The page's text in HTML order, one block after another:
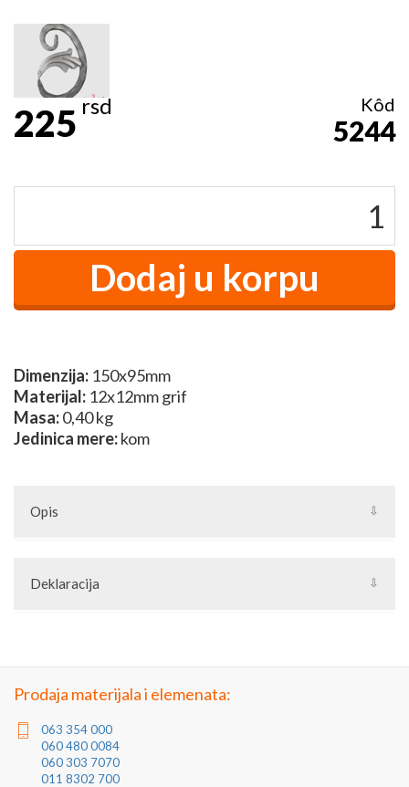
225rsd Kôd
5244
Dimenzija: 150x95mm
Materijal: 12x12mm grif
Masa:0,40 kg
Jedinica mere:kom
Opis
Deklaracija
Prodaja materijala i elemenata:
063 354 000
060 480 0084
060 303 7070
011 8302 700